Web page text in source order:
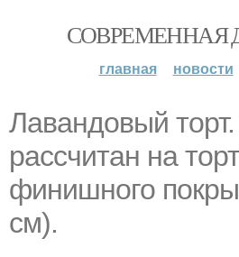
СОВРЕМЕННАЯ
главная новости
Лавандовый
рассчитан на
финишного
см).